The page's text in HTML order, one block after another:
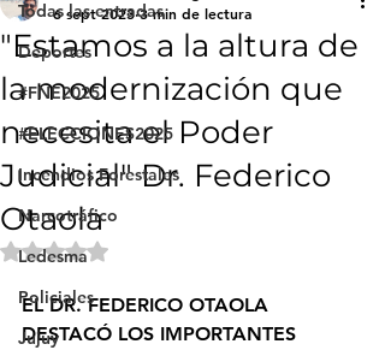
Todas las entradas
Deportes
#FNE2025
#ELECCIONES2025
Incendios Forestales
Narcotráfico
Ledesma
Policiales
Jujuy
"Estamos a la altura de
la modernización que
necesita el Poder
Judicial" Dr. Federico
Otaola
6 sept 2023 3 min de lectura
Obtuvo NaN de 5 estrellas.
EL DR. FEDERICO OTAOLA
DESTACÓ LOS IMPORTANTES